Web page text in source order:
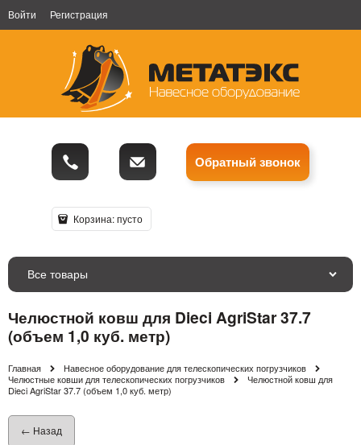
Войти Регистрация
Обратный звонок
Корзина:пусто
Все товары
Челюстной ковш для Dieci AgriStar 37.7
(объем 1,0 куб. метр)
Главная
Навесное оборудование для телескопических погрузчиков
Челюстные ковши для телескопических погрузчиков
Челюстной ковш для
Dieci AgriStar 37.7 (объем 1,0 куб. метр)
← Назад